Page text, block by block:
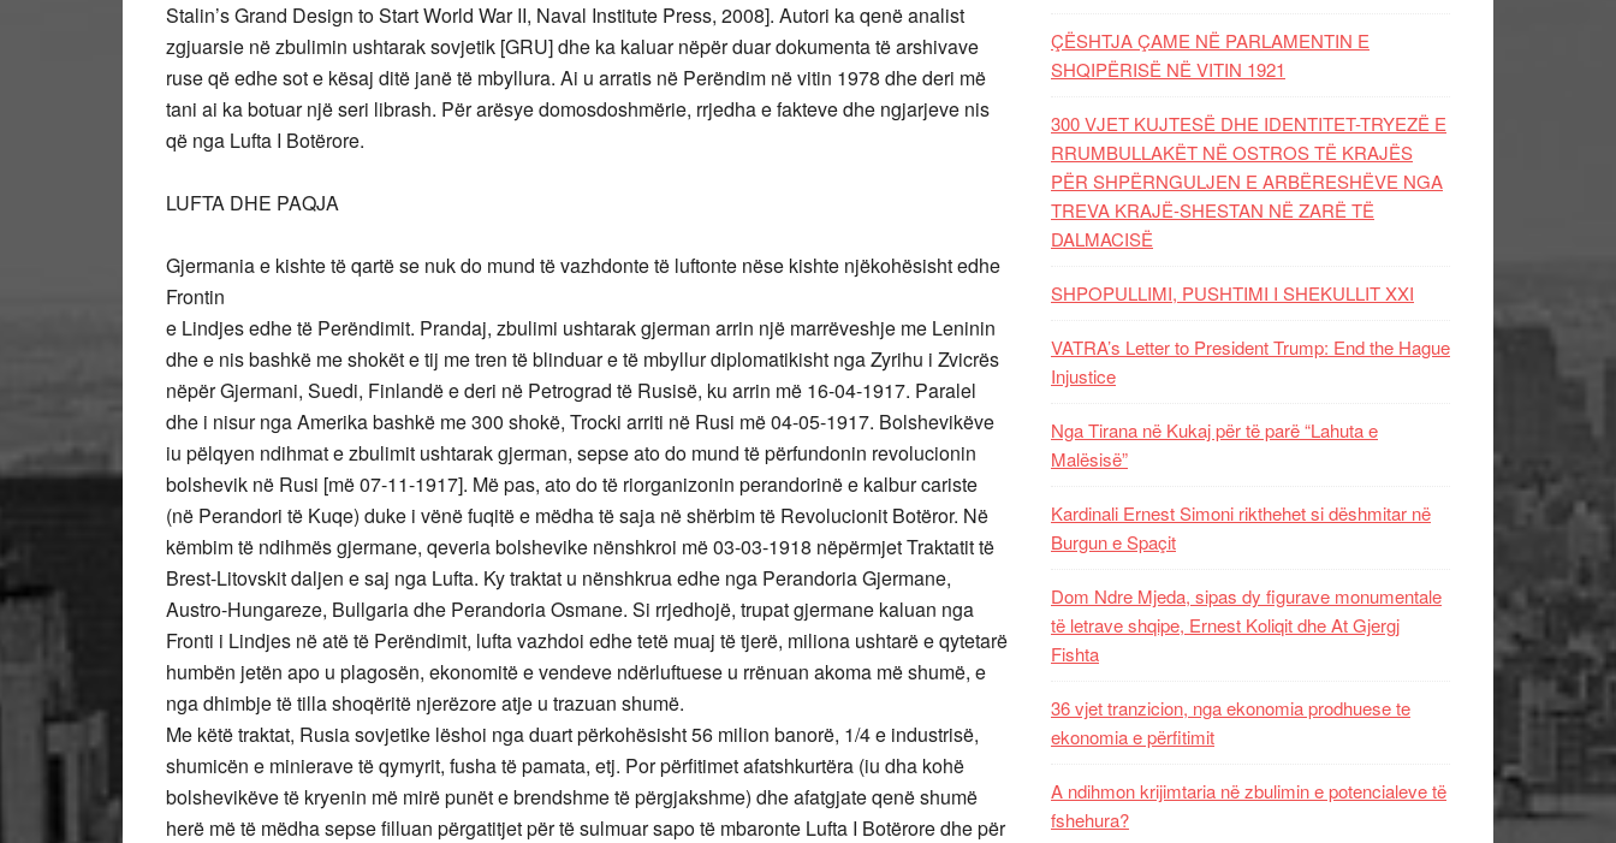
Stalin’s Grand Design to Start World War II, Naval Institute Press, 2008]. Autori ka qenë analist
zgjuarsie në zbulimin ushtarak sovjetik [GRU] dhe ka kaluar nëpër duar dokumenta të arshivave
ruse që edhe sot e kësaj ditë janë të mbyllura. Ai u arratis në Perëndim në vitin 1978 dhe deri më
tani ai ka botuar një seri librash. Për arësye domosdoshmërie, rrjedha e fakteve dhe ngjarjeve nis
që nga Lufta I Botërore.
LUFTA DHE PAQJA
Gjermania e kishte të qartë se nuk do mund të vazhdonte të luftonte nëse kishte njëkohësisht edhe
Frontin
e Lindjes edhe të Perëndimit. Prandaj, zbulimi ushtarak gjerman arrin një marrëveshje me Leninin
dhe e nis bashkë me shokët e tij me tren të blinduar e të mbyllur diplomatikisht nga Zyrihu i Zvicrës
nëpër Gjermani, Suedi, Finlandë e deri në Petrograd të Rusisë, ku arrin më 16-04-1917. Paralel
dhe i nisur nga Amerika bashkë me 300 shokë, Trocki arriti në Rusi më 04-05-1917. Bolshevikëve
iu pëlqyen ndihmat e zbulimit ushtarak gjerman, sepse ato do mund të përfundonin revolucionin
bolshevik në Rusi [më 07-11-1917]. Më pas, ato do të riorganizonin perandorinë e kalbur cariste
(në Perandori të Kuqe) duke i vënë fuqitë e mëdha të saja në shërbim të Revolucionit Botëror. Në
këmbim të ndihmës gjermane, qeveria bolshevike nënshkroi më 03-03-1918 nëpërmjet Traktatit të
Brest-Litovskit daljen e saj nga Lufta. Ky traktat u nënshkrua edhe nga Perandoria Gjermane,
Austro-Hungareze, Bullgaria dhe Perandoria Osmane. Si rrjedhojë, trupat gjermane kaluan nga
Fronti i Lindjes në atë të Perëndimit, lufta vazhdoi edhe tetë muaj të tjerë, miliona ushtarë e qytetarë
humbën jetën apo u plagosën, ekonomitë e vendeve ndërluftuese u rrënuan akoma më shumë, e
nga dhimbje të tilla shoqëritë njerëzore atje u trazuan shumë.
Me këtë traktat, Rusia sovjetike lëshoi nga duart përkohësisht 56 milion banorë, 1/4 e industrisë,
shumicën e minierave të qymyrit, fusha të pamata, etj. Por përfitimet afatshkurtëra (iu dha kohë
bolshevikëve të kryenin më mirë punët e brendshme të përgjakshme) dhe afatgjate qenë shumë
herë më të mëdha sepse filluan përgatitjet për të sulmuar sapo të mbaronte Lufta I Botërore dhe për
ÇËSHTJA ÇAME NË PARLAMENTIN E
SHQIPËRISË NË VITIN 1921
300 VJET KUJTESË DHE IDENTITET-TRYEZË E
RRUMBULLAKËT NË OSTROS TË KRAJËS
PËR SHPËRNGULJEN E ARBËRESHËVE NGA
TREVA KRAJË-SHESTAN NË ZARË TË
DALMACISË
SHPOPULLIMI, PUSHTIMI I SHEKULLIT XXI
VATRA’s Letter to President Trump: End the Hague
Injustice
Nga Tirana në Kukaj për të parë “Lahuta e
Malësisë”
Kardinali Ernest Simoni rikthehet si dëshmitar në
Burgun e Spaçit
Dom Ndre Mjeda, sipas dy figurave monumentale
të letrave shqipe, Ernest Koliqit dhe At Gjergj
Fishta
36 vjet tranzicion, nga ekonomia prodhuese te
ekonomia e përfitimit
A ndihmon krijimtaria në zbulimin e potencialeve të
fshehura?